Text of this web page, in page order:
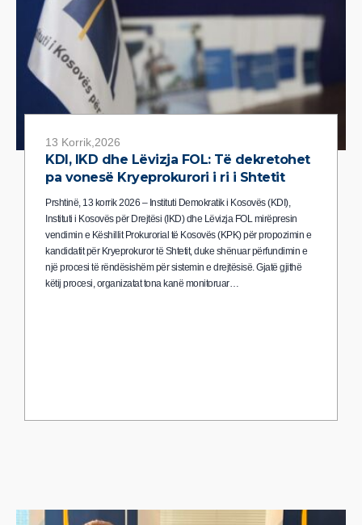
13 Korrik,2026
KDI, IKD dhe Lëvizja FOL: Të dekretohet
pa vonesë Kryeprokurori i ri i Shtetit
Prshtinë, 13 korrik 2026 – Instituti Demokratik i Kosovës (KDI),
Instituti i Kosovës për Drejtësi (IKD) dhe Lëvizja FOL mirëpresin
vendimin e Këshillit Prokurorial të Kosovës (KPK) për propozimin e
kandidatit për Kryeprokuror të Shtetit, duke shënuar përfundimin e
një procesi të rëndësishëm për sistemin e drejtësisë. Gjatë gjithë
këtij procesi, organizatat tona kanë monitoruar…